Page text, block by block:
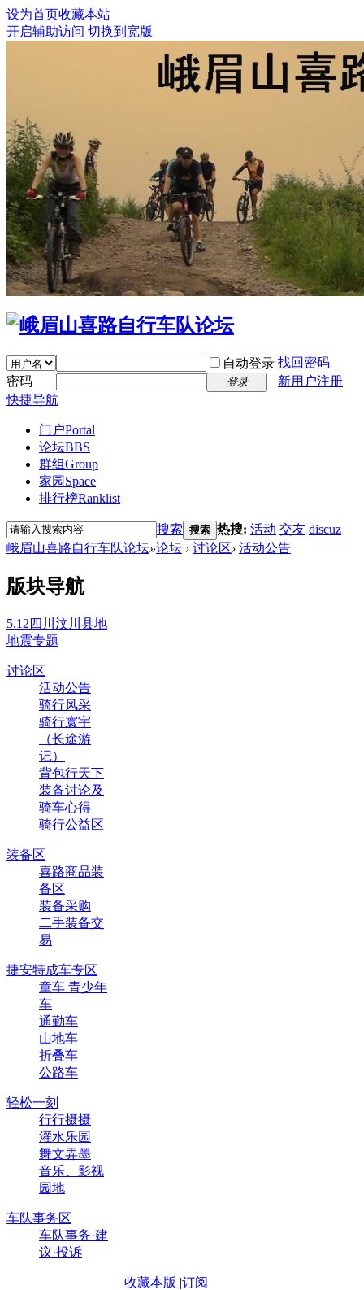
设为首页收藏本站
开启辅助访问 切换到宽版
自动登录 找回密码
密码
登录
新用户注册
快捷导航
门户Portal
论坛BBS
群组Group
家园 Space
排行榜Ranklist
搜索 搜索 热搜: 活动 交友 discuz
峨眉山喜路自行车队论坛»论坛 › 讨论区› 活动公告
版块导航
5.12四川汶川县地
地震专题
讨论区
活动公告
骑行风采
骑行寰宇
（长途游
记）
背包行天下
装备讨论及
骑车心得
骑行公益区
装备区
喜路商品装
备区
装备采购
二手装备交
易
捷安特成车专区
童车 青少年
车
通勤车
山地车
折叠车
公路车
轻松一刻
行行摄摄
灌水乐园
舞文弄墨
音乐、影视
园地
车队事务区
车队事务·建
议·投诉
收藏本版 |订阅